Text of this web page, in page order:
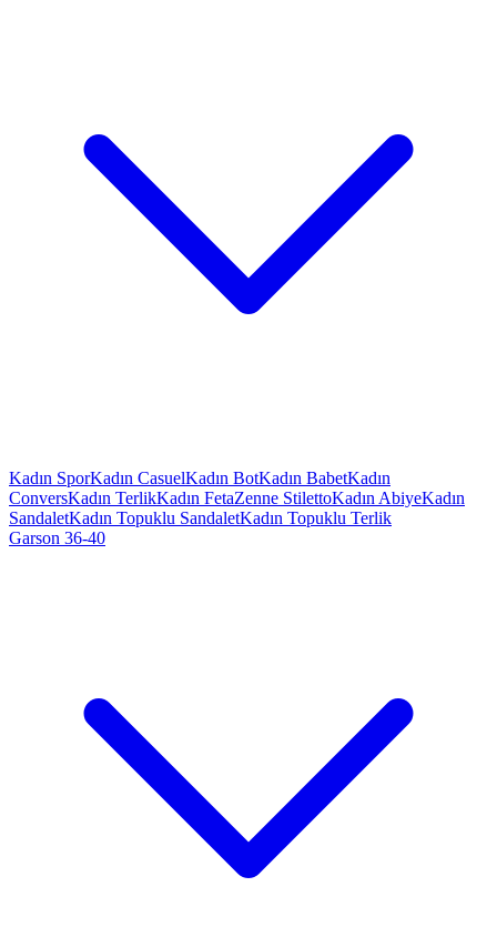
Kadın SporKadın CasuelKadın BotKadın BabetKadın
ConversKadın TerlikKadın FetaZenne StilettoKadın AbiyeKadın
SandaletKadın Topuklu SandaletKadın Topuklu Terlik
Garson 36-40